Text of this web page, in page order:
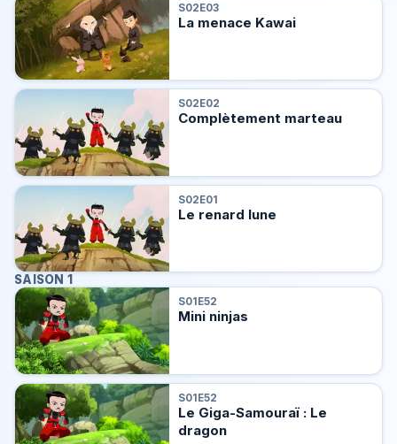
S02E03
La menace Kawai
S02E02
Complètement marteau
S02E01
Le renard lune
SAISON 1
S01E52
Mini ninjas
S01E52
Le Giga-Samouraï : Le
dragon